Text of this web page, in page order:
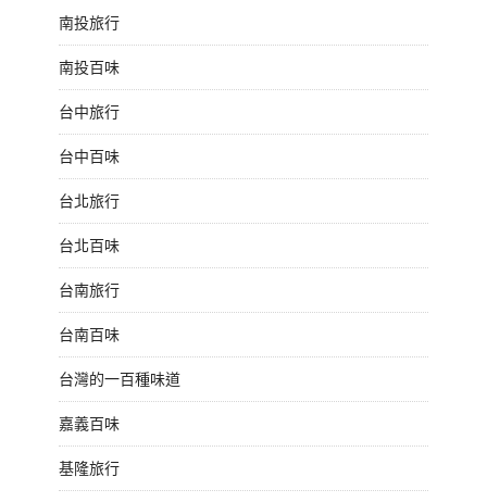
南投旅行
南投百味
台中旅行
台中百味
台北旅行
台北百味
台南旅行
台南百味
台灣的一百種味道
嘉義百味
基隆旅行